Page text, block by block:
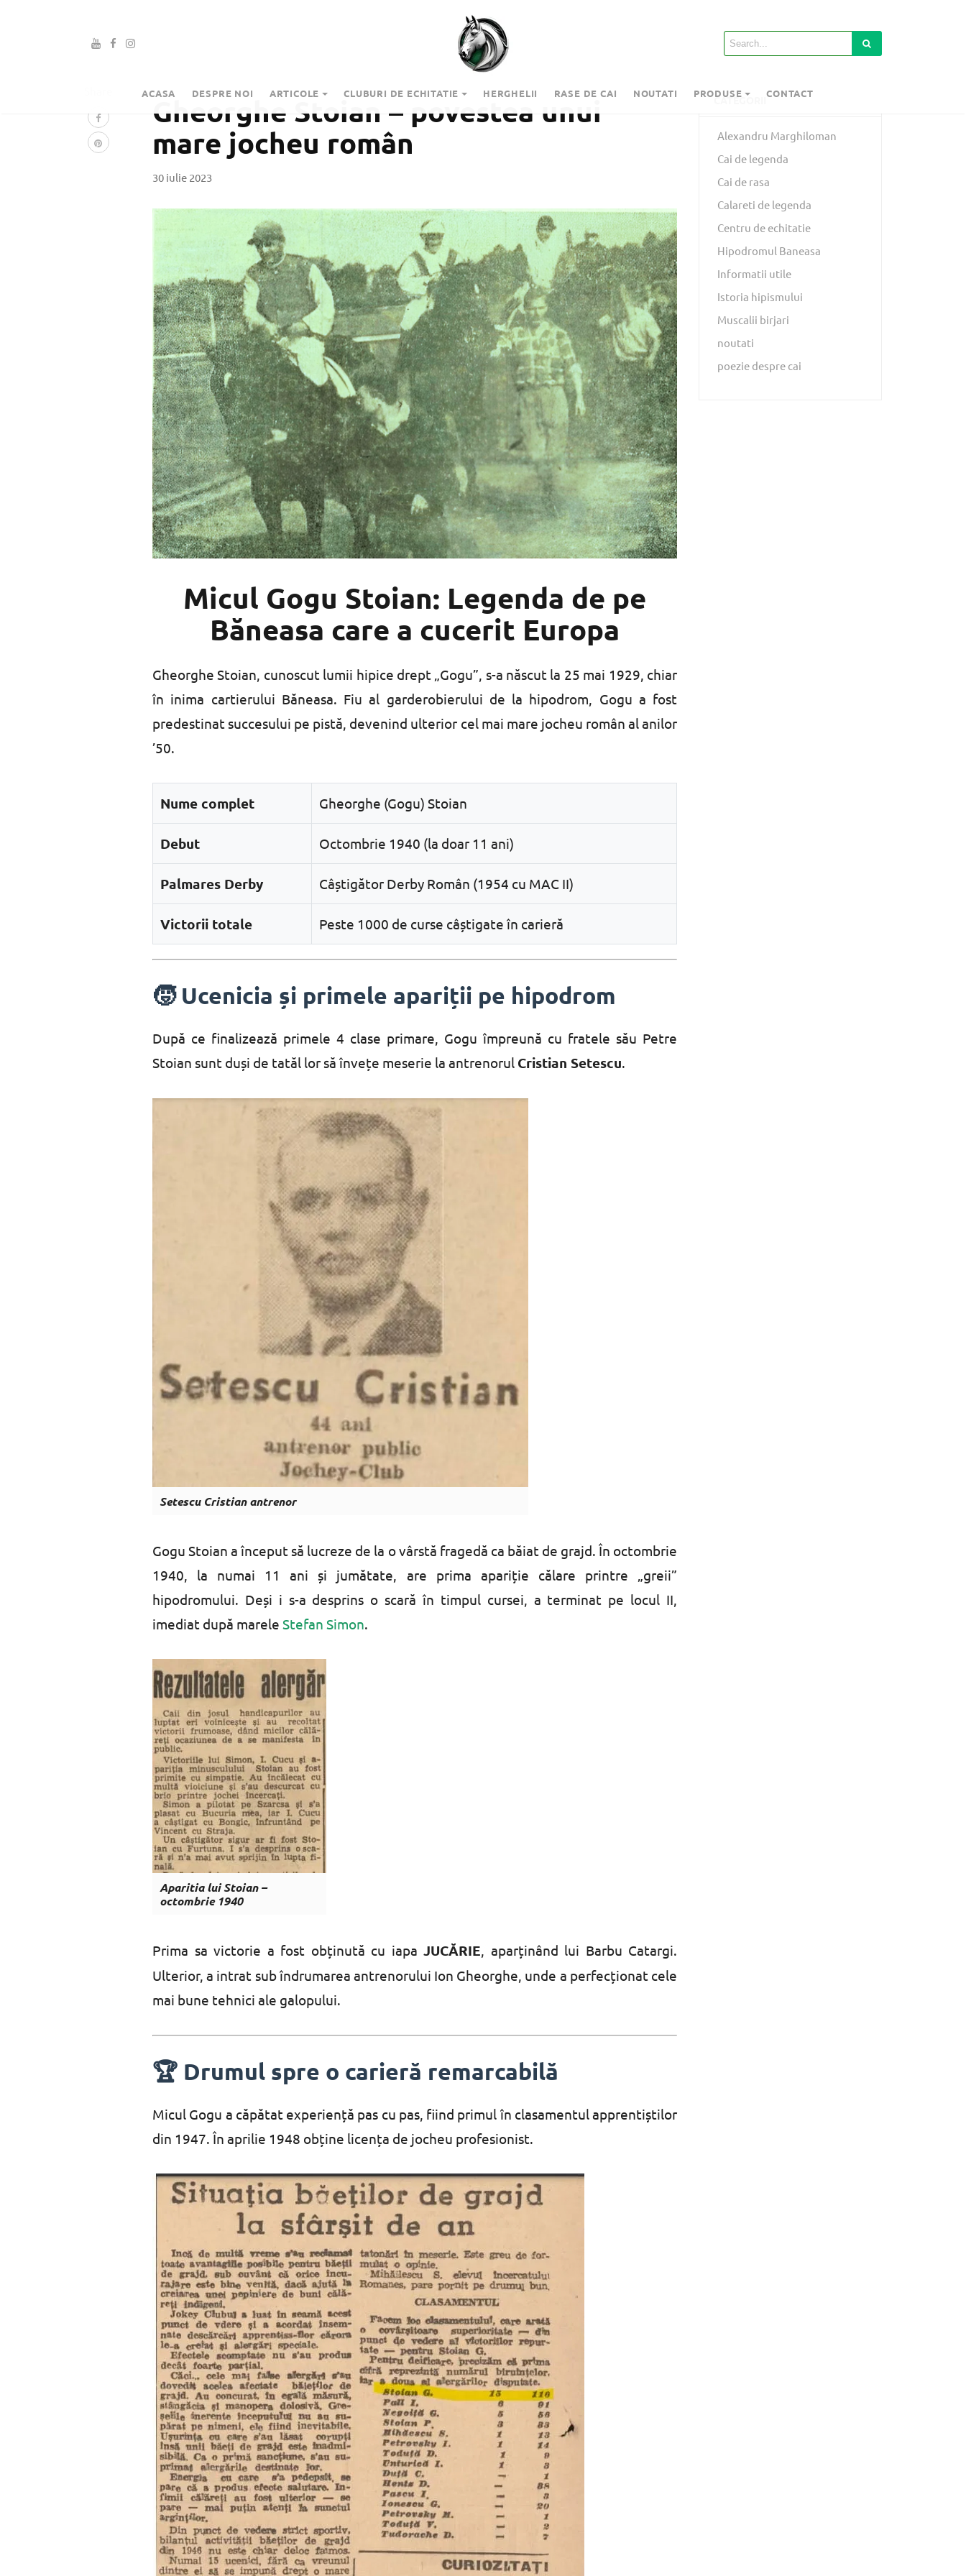
ACASA DESPRE NOI ARTICOLE CLUBURI DE ECHITATIE HERGHELII RASE DE CAI NOUTATI PRODUSE CONTACT
Gheorghe Stoian – povestea unui
mare jocheu român
30 iulie 2023
Micul Gogu Stoian: Legenda de pe
Băneasa care a cucerit Europa
Gheorghe Stoian, cunoscut lumii hipice drept „Gogu”, s-a născut la 25 mai 1929, chiar
în inima cartierului Băneasa. Fiu al garderobierului de la hipodrom, Gogu a fost
predestinat succesului pe pistă, devenind ulterior cel mai mare jocheu român al anilor
’50.
Nume complet Gheorghe (Gogu) Stoian
Debut Octombrie 1940 (la doar 11 ani)
Palmares Derby Câștigător Derby Român (1954 cu MAC II)
Victorii totale Peste 1000 de curse câștigate în carieră
🧒 Ucenicia și primele apariții pe hipodrom
După ce finalizează primele 4 clase primare, Gogu împreună cu fratele său Petre
Stoian sunt duși de tatăl lor să învețe meserie la antrenorul Cristian Setescu.
Setescu Cristian antrenor
Gogu Stoian a început să lucreze de la o vârstă fragedă ca băiat de grajd. În octombrie
1940, la numai 11 ani și jumătate, are prima apariție călare printre „greii”
hipodromului. Deși i s-a desprins o scară în timpul cursei, a terminat pe locul II,
imediat după marele Stefan Simon.
Aparitia lui Stoian –
octombrie 1940
Prima sa victorie a fost obținută cu iapa JUCĂRIE, aparținând lui Barbu Catargi.
Ulterior, a intrat sub îndrumarea antrenorului Ion Gheorghe, unde a perfecționat cele
mai bune tehnici ale galopului.
🏆 Drumul spre o carieră remarcabilă
Micul Gogu a căpătat experiență pas cu pas, fiind primul în clasamentul apprentiștilor
din 1947. În aprilie 1948 obține licența de jocheu profesionist.
CATEGORII
Alexandru Marghiloman
Cai de legenda
Cai de rasa
Calareti de legenda
Centru de echitatie
Hipodromul Baneasa
Informatii utile
Istoria hipismului
Muscalii birjari
noutati
poezie despre cai